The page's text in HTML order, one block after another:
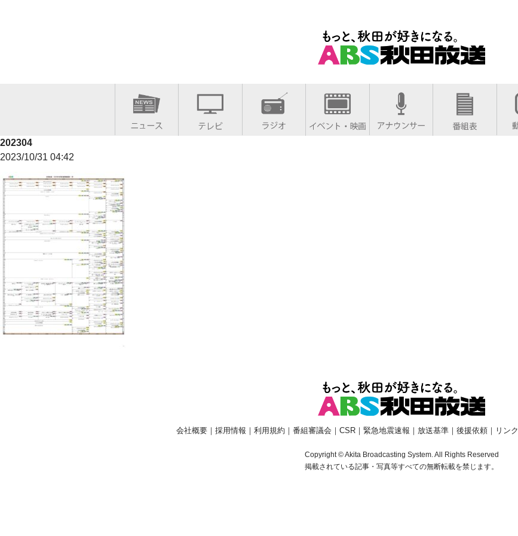
202304
2023/10/31 04:42
会社概要｜ 採用情報 ｜ 利用規約 ｜ 番組審議会 ｜ CSR｜ 緊急地震速報 ｜ 放送基準｜ 後援依頼｜ リンク
Copyright © Akita Broadcasting System. All Rights Reserved
掲載されている記事・写真等すべての無断転載を禁じます。